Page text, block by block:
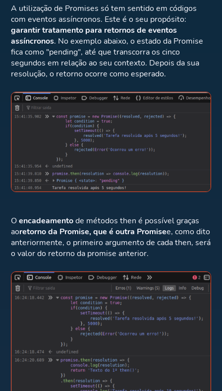
A utilização de Promises só tem sentido em códigos
com eventos assíncronos. Este é o seu propósito:
garantir tratamento para retornos de eventos
assíncronos. No exemplo abaixo, o estado da Promise
fica como "pending", até que transcorra os cinco
segundos em relação ao seu contexto. Depois da sua
resolução, o retorno ocorre como esperado.
Oencadeamentode métodos then é possível graças
aoretorno da Promise, que é outra Promisee, como dito
anteriormente, o primeiro argumento de cada then, será
o valor do retorno da promise anterior.